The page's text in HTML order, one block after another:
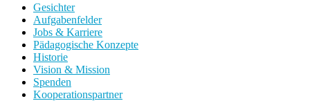
Gesichter
Aufgabenfelder
Jobs & Karriere
Pädagogische Konzepte
Historie
Vision & Mission
Spenden
Kooperationspartner